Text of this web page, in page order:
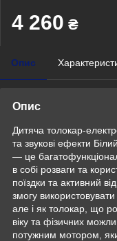
4 260 ₴
Опис
Опис
Дитяча толокар-
та звукові ефекти
— це
в собі розваги та
поїздки та активний
змогу
але і як толокар, що
віку та фізичних
потужним мотором,